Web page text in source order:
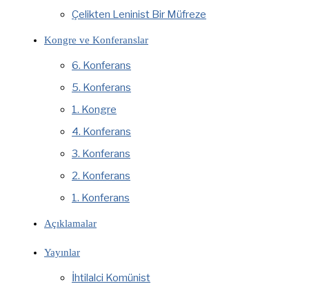
Çelikten Leninist Bir Müfreze
Kongre ve Konferanslar
6. Konferans
5. Konferans
1. Kongre
4. Konferans
3. Konferans
2. Konferans
1. Konferans
Açıklamalar
Yayınlar
İhtilalci Komünist